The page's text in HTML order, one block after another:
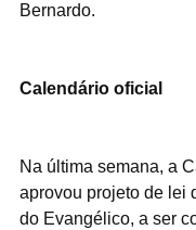
Bernardo.
Calendário oficial
Na última semana, a
aprovou projeto de lei
do Evangélico, a ser